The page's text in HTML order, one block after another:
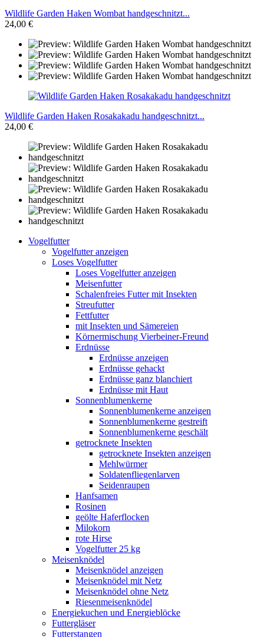
Wildlife Garden Haken Wombat handgeschnitzt...
24,00 €
Wildlife Garden Haken Rosakakadu handgeschnitzt...
24,00 €
Vogelfutter
Vogelfutter anzeigen
Loses Vogelfutter
Loses Vogelfutter anzeigen
Meisenfutter
Schalenfreies Futter mit Insekten
Streufutter
Fettfutter
mit Insekten und Sämereien
Körnermischung Vierbeiner-Freund
Erdnüsse
Erdnüsse anzeigen
Erdnüsse gehackt
Erdnüsse ganz blanchiert
Erdnüsse mit Haut
Sonnenblumenkerne
Sonnenblumenkerne anzeigen
Sonnenblumenkerne gestreift
Sonnenblumenkerne geschält
getrocknete Insekten
getrocknete Insekten anzeigen
Mehlwürmer
Soldatenfliegenlarven
Seidenraupen
Hanfsamen
Rosinen
geölte Haferflocken
Milokorn
rote Hirse
Vogelfutter 25 kg
Meisenknödel
Meisenknödel anzeigen
Meisenknödel mit Netz
Meisenknödel ohne Netz
Riesenmeisenknödel
Energiekuchen und Energieblöcke
Futtergläser
Futterstangen